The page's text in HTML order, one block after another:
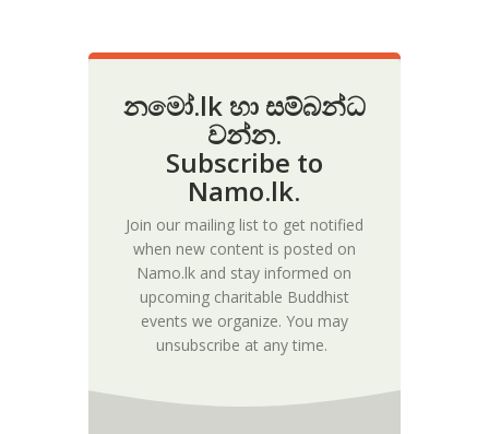
නමෝ.lk හා සම්බන්ධ
වන්න.
Subscribe to
Namo.lk.
Join our mailing list to get notified
when new content is posted on
Namo.lk and stay informed on
upcoming charitable Buddhist
events we organize. You may
unsubscribe at any time.